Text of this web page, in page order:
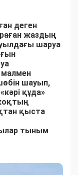
деген
жаздың
шаруа
шауып,
құда»
қыста
тыным